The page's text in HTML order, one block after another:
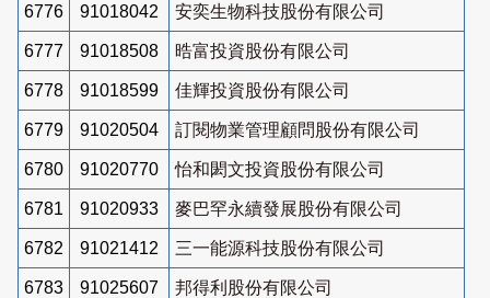
6776 91018042 安奕生物科技股份有限公司
6777 91018508 晧富投資股份有限公司
6778 91018599 佳輝投資股份有限公司
6779 91020504 訂閱物業管理顧問股份有限公司
6780 91020770 怡和閎文投資股份有限公司
6781 91020933 麥巴罕永續發展股份有限公司
6782 91021412 三一能源科技股份有限公司
6783 91025607 邦得利股份有限公司